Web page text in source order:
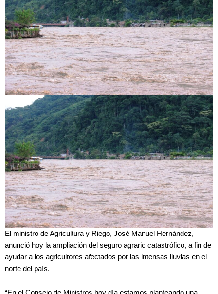
El ministro de Agricultura y Riego, José Manuel Hernández,
anunció hoy la ampliación del seguro agrario catastrófico, a fin de
ayudar a los agricultores afectados por las intensas lluvias en el
norte del país.